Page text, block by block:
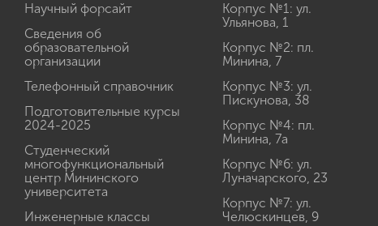
Научный форсайт
Сведения об
образовательной
организации
Телефонный справочник
Подготовительные курсы
2024-2025
Студенческий
многофункциональный
центр Мининского
университета
Инженерные классы
Корпус №1: ул.
Ульянова, 1
Корпус №2: пл.
Минина, 7
Корпус №3: ул.
Пискунова, 38
Корпус №4: пл.
Минина, 7а
Корпус №6: ул.
Луначарского, 23
Корпус №7: ул.
Челюскинцев, 9